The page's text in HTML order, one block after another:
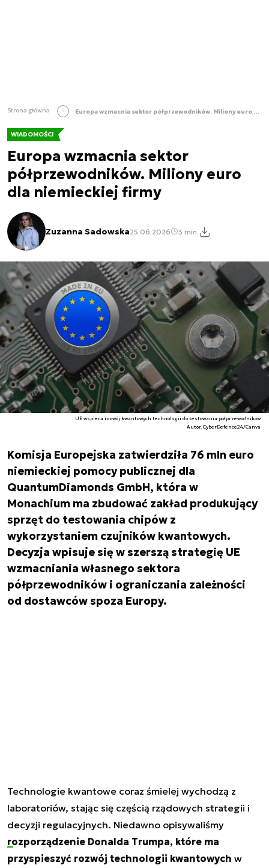
Strona główna Europa wzmacnia sektor półprzewodników. Miliony euro dla niemieckiej firmy
WIADOMOŚCI
Europa wzmacnia sektor
półprzewodników. Miliony euro
dla niemieckiej firmy
Zuzanna Sadowska25.06.2026 3 min.
UE wspiera rozwój kwantowych technologii do testowania półprzewodników
Autor. CyberDefence24/Canva
Komisja Europejska zatwierdziła 76 mln euro
niemieckiej pomocy publicznej dla
QuantumDiamonds GmbH, która w
Monachium ma zbudować zakład produkujący
sprzęt do testowania chipów z
wykorzystaniem czujników kwantowych.
Decyzja wpisuje się w szerszą strategię UE
wzmacniania własnego sektora
półprzewodników i ograniczania zależności
od dostawców spoza Europy.
Technologie kwantowe coraz śmielej wychodzą z
laboratoriów, stając się częścią rządowych strategii i
decyzji regulacyjnych. Niedawno opisywaliśmy
rozporządzenie Donalda Trumpa, które ma
przyspieszyć rozwój technologii kwantowych w